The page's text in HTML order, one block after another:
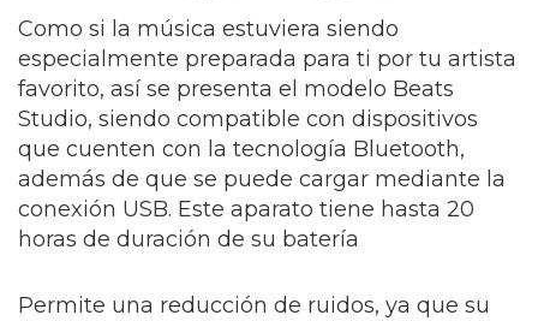
Como si la música estuviera siendo
especialmente preparada para ti por tu artista
favorito, así se presenta el modelo Beats
Studio, siendo compatible con dispositivos
que cuenten con la tecnología Bluetooth,
además de que se puede cargar mediante la
conexión USB. Este aparato tiene hasta 20
horas de duración de su batería
Permite una reducción de ruidos, ya que su